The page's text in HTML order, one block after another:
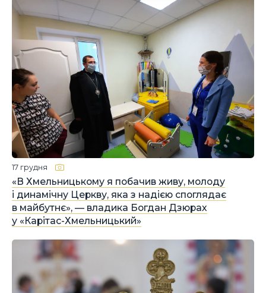
«В Хмельницькому я побачив живу, молоду
і динамічну Церкву, яка з надією споглядає
в майбутнє», — владика Богдан Дзюрах
у «Карітас-Хмельницький»
17 грудня